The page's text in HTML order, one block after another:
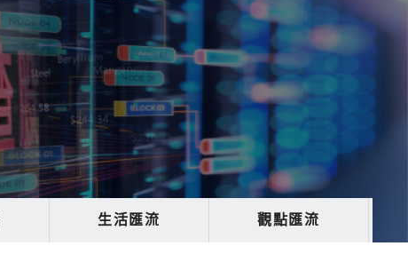
生活匯流 觀點匯流